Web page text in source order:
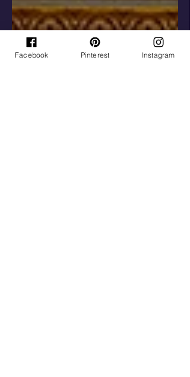
Facebook Pinterest Instagram